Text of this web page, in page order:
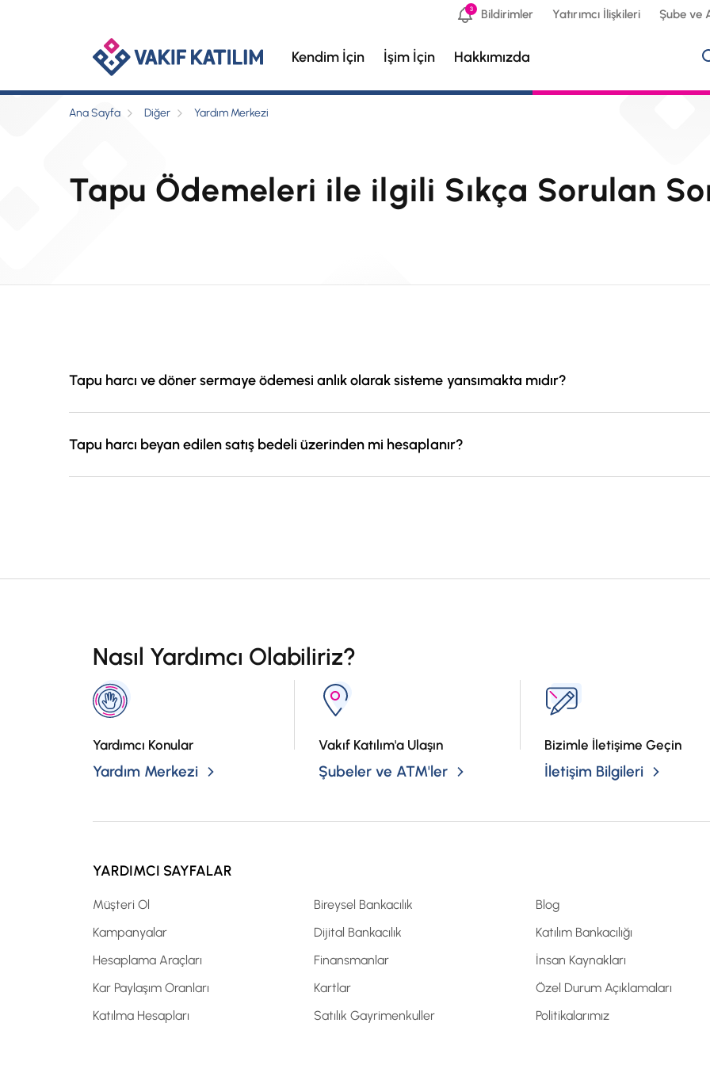
3 Bildirimler Yatırımcı İlişkileri Şube ve
Kendim İçin İşim İçin Hakkımızda
Ana Sayfa Diğer Yardım Merkezi
Tapu Ödemeleri ile ilgili Sıkça Sorulan
Tapu harcı ve döner sermaye ödemesi anlık olarak sisteme yansımakta mıdır?
Tapu harcı beyan edilen satış bedeli üzerinden mi hesaplanır?
Nasıl Yardımcı Olabiliriz?
Yardımcı Konular
Yardım Merkezi
Vakıf Katılım'a Ulaşın
Şubeler ve ATM'ler
Bizimle İletişime Geçin
İletişim Bilgileri
YARDIMCI SAYFALAR
Müşteri Ol
Kampanyalar
Hesaplama Araçları
Kar Paylaşım Oranları
Katılma Hesapları
Bireysel Bankacılık
Dijital Bankacılık
Finansmanlar
Kartlar
Satılık Gayrimenkuller
Blog
Katılım Bankacılığı
İnsan Kaynakları
Özel Durum Açıklamaları
Politikalarımız